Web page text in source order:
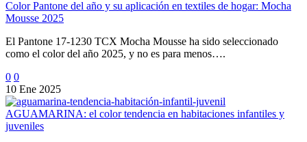
Color Pantone del año y su aplicación en textiles de hogar: Mocha
Mousse 2025
El Pantone 17-1230 TCX Mocha Mousse ha sido seleccionado
como el color del año 2025, y no es para menos….
0 0
10 Ene 2025
AGUAMARINA: el color tendencia en habitaciones infantiles y
juveniles